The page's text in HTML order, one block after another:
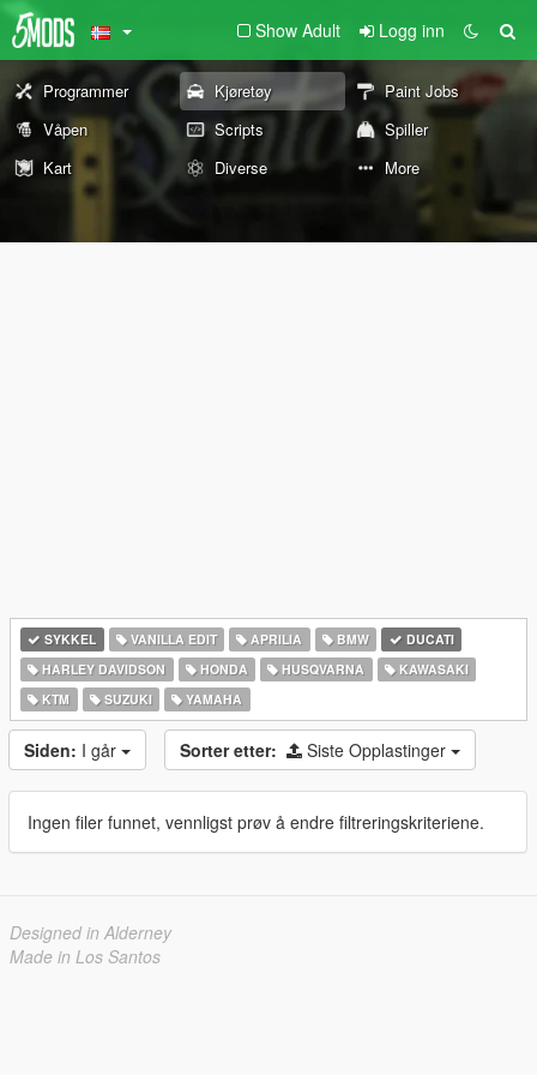
Show Adult Logg inn
Programmer Kjøretøy
Paint Jobs
Våpen
Scripts
Spiller
Kart
Diverse More
SYKKEL VANILLA EDIT APRILIA BMW
DUCATI
HARLEY DAVIDSON
HONDA HUSQVARNA
KAWASAKI
KTM
SUZUKI YAMAHA
Siden: I går Sorter etter: Siste Opplastinger
Ingen filer funnet, vennligst prøv å endre filtreringskriteriene.
Designed in Alderney
Made in Los Santos